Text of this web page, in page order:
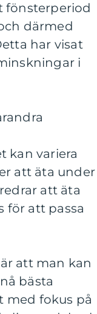
fönsterperiod
därmed
har visat
i
kan variera
att äta under
att äta
för att passa
att man kan
bästa
med fokus på